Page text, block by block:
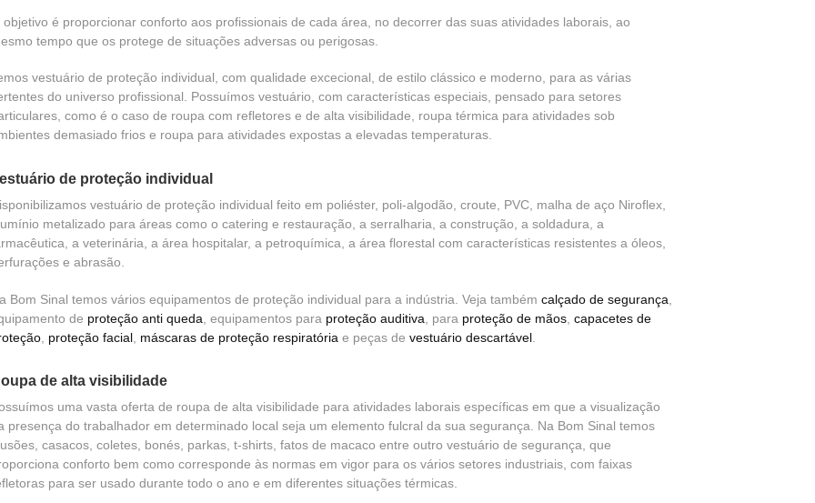
objetivo é proporcionar conforto aos profissionais de cada área, no decorrer das suas atividades laborais, ao
tempo que os protege de situações adversas ou perigosas.
vestuário de proteção individual, com qualidade excecional, de estilo clássico e moderno, para as várias
do universo profissional. Possuímos vestuário, com características especiais, pensado para setores
como é o caso de roupa com refletores e de alta visibilidade, roupa térmica para atividades sob
demasiado frios e roupa para atividades expostas a elevadas temperaturas.
de proteção individual
vestuário de proteção individual feito em poliéster, poli-algodão, croute, PVC, malha de aço Niroflex,
metalizado para áreas como o catering e restauração, a serralharia, a construção, a soldadura, a
a veterinária, a área hospitalar, a petroquímica, a área florestal com características resistentes a óleos,
e abrasão.
Bom Sinal temos vários equipamentos de proteção individual para a indústria. Veja também calçado de segurança
de proteção anti queda , equipamentos para proteção auditiva , para proteção de mãos capacetes de
proteção facial máscaras de proteção respiratória e peças de vestuário descartável
de alta visibilidade
uma vasta oferta de roupa de alta visibilidade para atividades laborais específicas em que a visualização
presença do trabalhador em determinado local seja um elemento fulcral da sua segurança. Na Bom Sinal temos
casacos, coletes, bonés, parkas, t-shirts, fatos de macaco entre outro vestuário de segurança, que
conforto bem como corresponde às normas em vigor para os vários setores industriais, com faixas
para ser usado durante todo o ano e em diferentes situações térmicas.